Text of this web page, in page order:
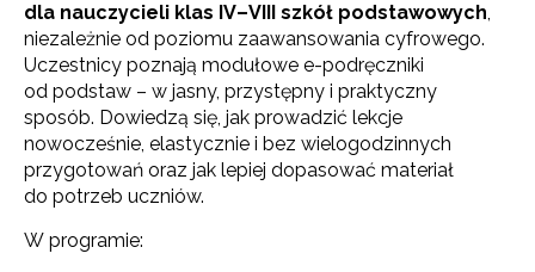
dla nauczycieli klas IV–VIII szkół podstawowych,
niezależnie od poziomu zaawansowania cyfrowego.
Uczestnicy poznają modułowe e-podręczniki
od podstaw – w jasny, przystępny i praktyczny
sposób. Dowiedzą się, jak prowadzić lekcje
nowocześnie, elastycznie i bez wielogodzinnych
przygotowań oraz jak lepiej dopasować materiał
do potrzeb uczniów.
W programie: